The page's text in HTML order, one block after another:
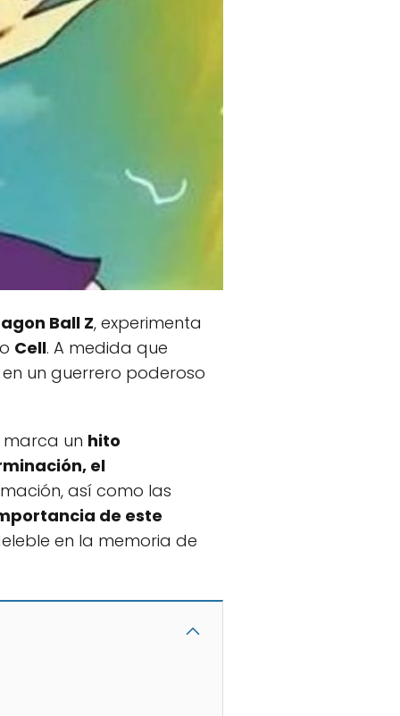
Ball Z, experimenta
Cell. A medida que
un guerrero poderoso
un hito
el
así como las
de este
en la memoria de